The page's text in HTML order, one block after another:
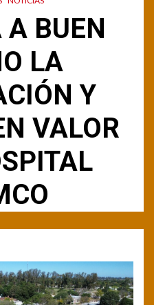
BUEN
LA
Y
VALOR